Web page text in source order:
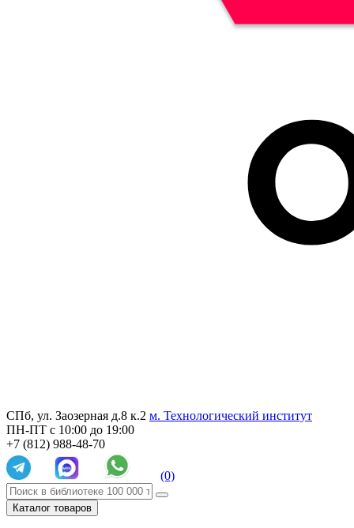
СПб, ул. Заозерная д.8 к.2 м. Технологический институт
ПН-ПТ с 10:00 до 19:00
+7 (812) 988-48-70
(0)
Каталог товаров